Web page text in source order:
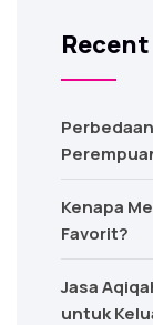
Kenapa
Favorit?
Jasa
untuk